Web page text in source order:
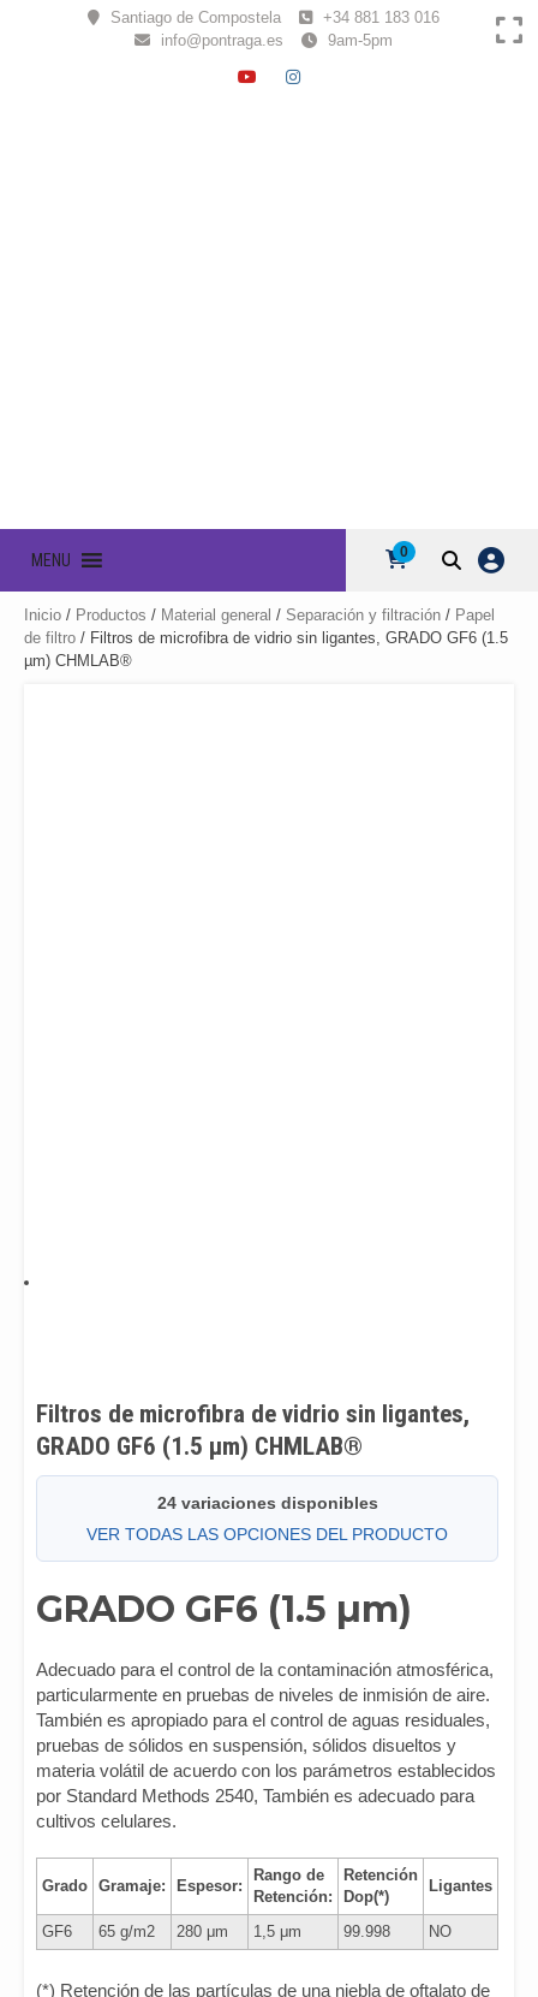
Santiago de Compostela
+34 881 183 016
info@pontraga.es
9am-5pm
YOUTUBE
INSTAGRAM
MENU 0
Inicio / Productos / Material general / Separación y filtración / Papel
de filtro / Filtros de microfibra de vidrio sin ligantes, GRADO GF6 (1.5
µm) CHMLAB®
Filtros de microfibra de vidrio sin ligantes,
GRADO GF6 (1.5 µm) CHMLAB®
24 variaciones disponibles
VER TODAS LAS OPCIONES DEL PRODUCTO
GRADO GF6 (1.5 µm)
Adecuado para el control de la contaminación atmosférica,
particularmente en pruebas de niveles de inmisión de aire.
También es apropiado para el control de aguas residuales,
pruebas de sólidos en suspensión, sólidos disueltos y
materia volátil de acuerdo con los parámetros establecidos
por Standard Methods 2540, También es adecuado para
cultivos celulares.
Grado Gramaje: Espesor:
Rango de
Retención:
Retención
Dop(*)
Ligantes
GF6 65 g/m2 280 μm 1,5 μm 99.998 NO
(*) Retención de las partículas de una niebla de oftalato de